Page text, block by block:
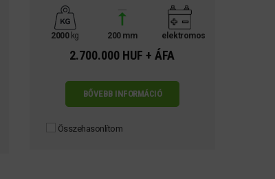
2000kg 200 mm elektromos
2.700.000 HUF + ÁFA
BŐVEBB INFORMÁCIÓ
Összehasonlítom